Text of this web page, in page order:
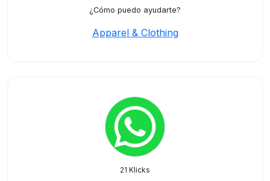
¿Cómo puedo ayudarte?
Apparel & Clothing
21 Klicks